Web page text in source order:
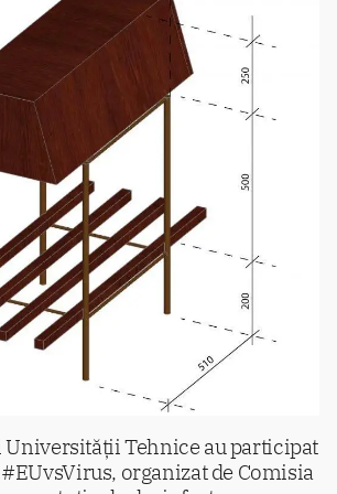
Universității Tehnice au participat
organizat de Comisia